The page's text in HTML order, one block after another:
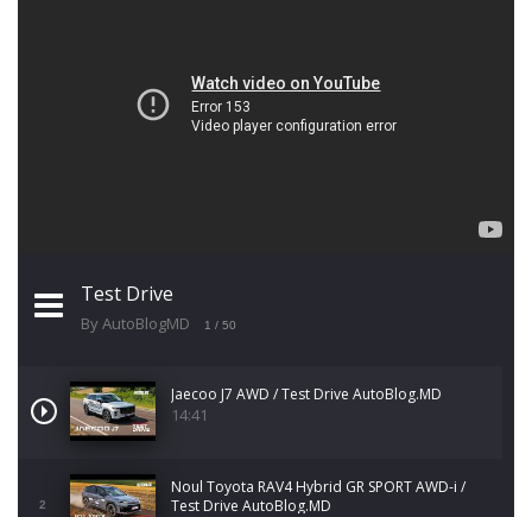
Test Drive
By AutoBlogMD 1 / 50
Jaecoo J7 AWD / Test Drive AutoBlog.MD
14:41
2
Noul Toyota RAV4 Hybrid GR SPORT AWD-i /
Test Drive AutoBlog.MD